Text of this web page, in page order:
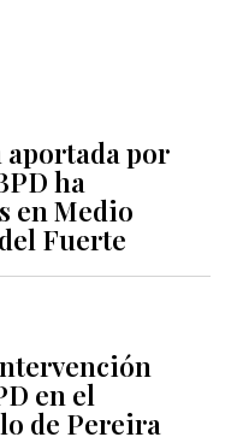
por
ha
en Medio
Fuerte
en el
de Pereira